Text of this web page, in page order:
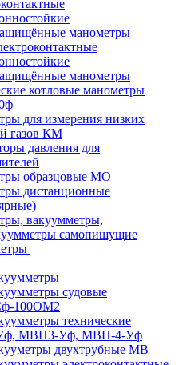
манометры
манометры
котловые манометры
для измерения низких
газов КМ
давления для
образцовые МО
дистанционные
вакуумметры,
самопишущие
судовые
100ОМ2
технические
МВП3-Уф, МВП-4-Уф
двухтрубные МВ